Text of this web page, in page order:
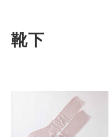
靴下